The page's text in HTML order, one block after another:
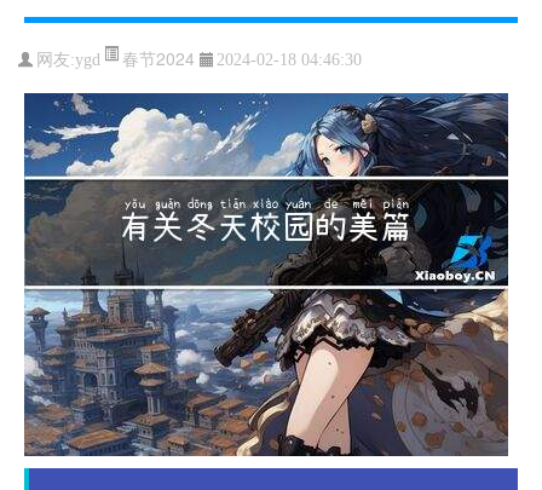
网友:ygd 春节2024 2024-02-18 04:46:30